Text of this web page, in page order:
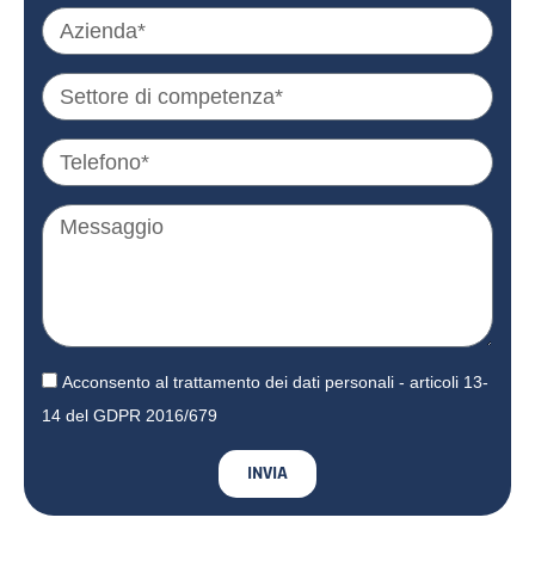
Acconsento al trattamento dei dati personali - articoli 13-
14 del GDPR 2016/679
INVIA